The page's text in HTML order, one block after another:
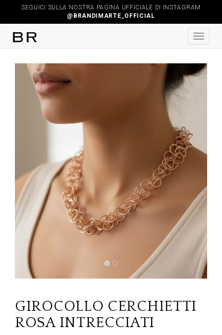
SEGUICI SULLA NOSTRA PAGINA UFFICIALE DI INSTAGRAM
@BRANDIMARTE_OFFICIAL
GIROCOLLO CERCHIETTI
ROSA INTRECCIATI